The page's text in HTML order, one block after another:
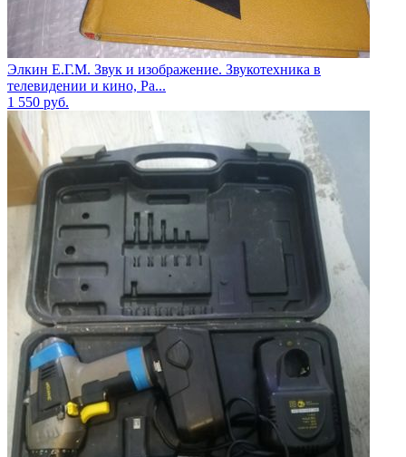
Элкин Е.Г.М. Звук и изображение. Звукотехника в
телевидении и кино, Ра...
1 550 руб.